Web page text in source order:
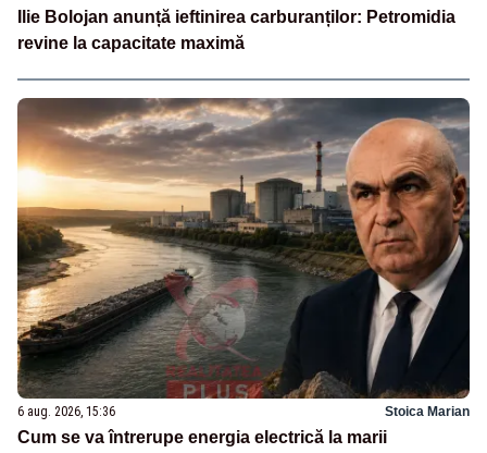
Ilie Bolojan anunță ieftinirea carburanților: Petromidia
revine la capacitate maximă
6 aug. 2026, 15:36 Stoica Marian
Cum se va întrerupe energia electrică la marii